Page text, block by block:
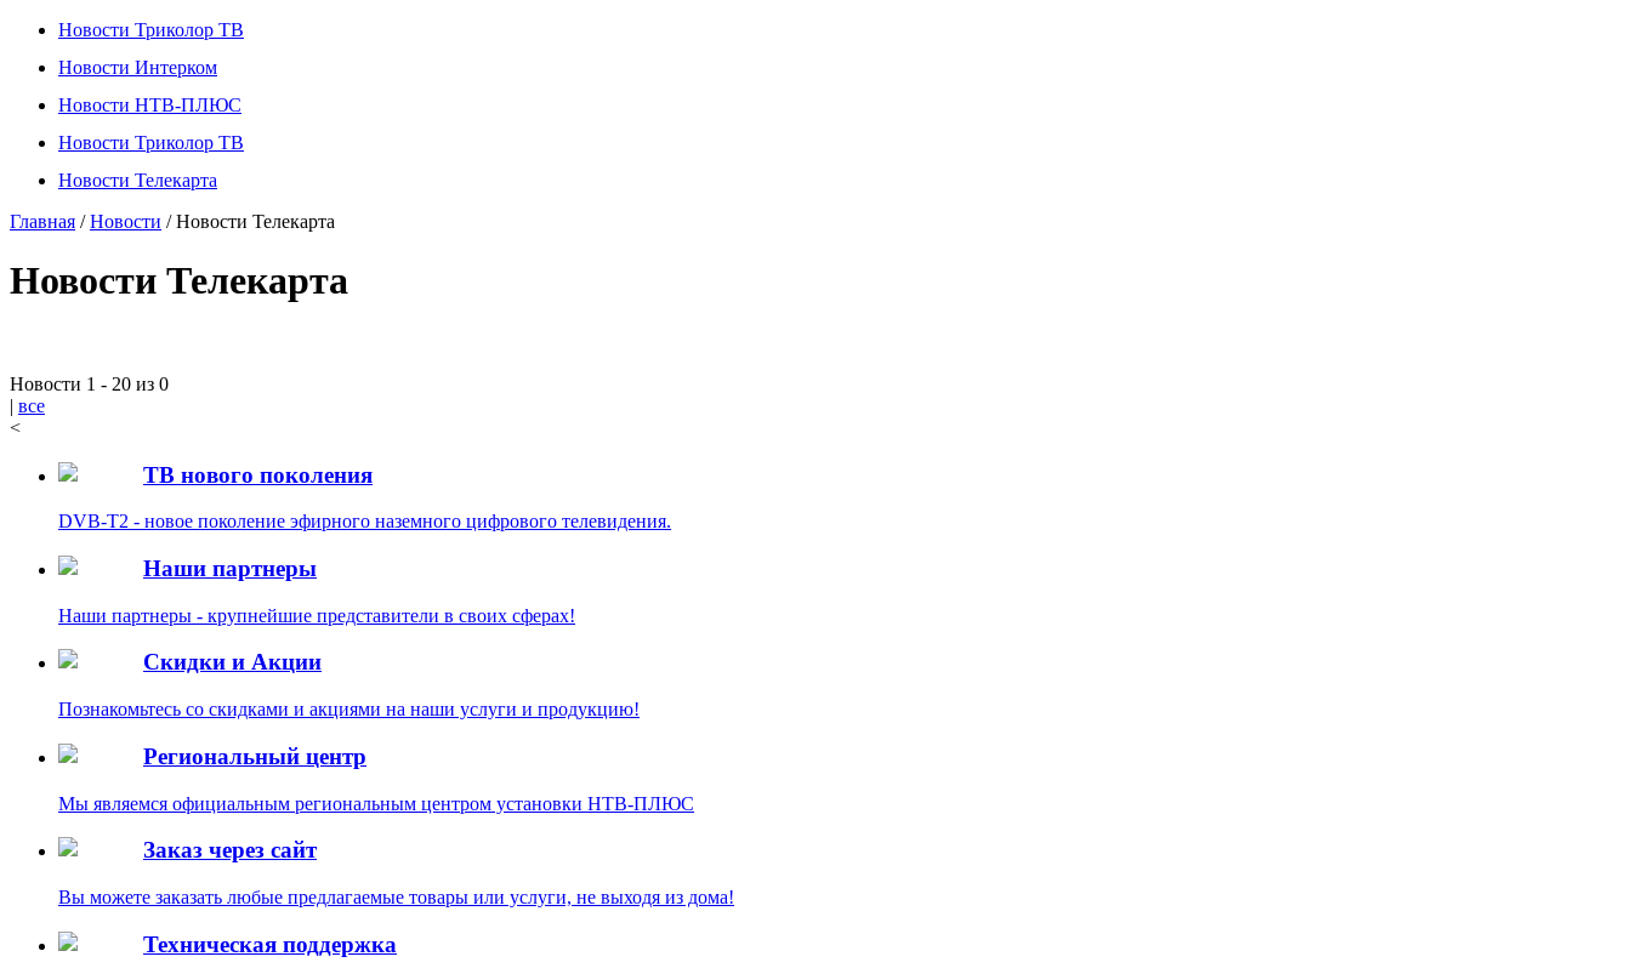
Новости Триколор ТВ
Новости Интерком
Новости НТВ-ПЛЮС
Новости Триколор ТВ
Новости Телекарта
Главная /Новости / Новости Телекарта
Новости Телекарта
Новости 1 - 20 из 0
| все
<
ТВ нового поколения
DVB-T2 - новое поколение эфирного наземного цифрового телевидения.
Наши партнеры
Наши партнеры - крупнейшие представители в своих сферах!
Скидки и Акции
Познакомьтесь со скидками и акциями на наши услуги и продукцию!
Региональный центр
Мы являемся официальным региональным центром установки НТВ-ПЛЮС
Заказ через сайт
Вы можете заказать любые предлагаемые товары или услуги, не выходя из дома!
Техническая поддержка